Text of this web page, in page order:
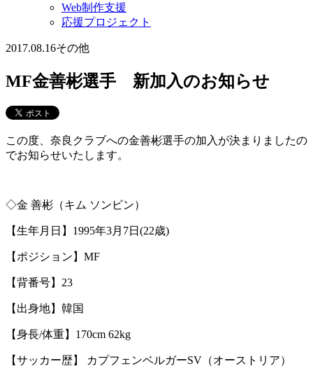
Web制作支援
応援プロジェクト
2017.08.16その他
MF金善彬選手 新加入のお知らせ
この度、奈良クラブへの金善彬選手の加入が決まりましたの
でお知らせいたします。
◇金 善彬（キム ソンビン）
【生年月日】1995年3月7日(22歳)
【ポジション】MF
【背番号】23
【出身地】韓国
【身長/体重】170cm 62kg
【サッカー歴】 カプフェンベルガーSV（オーストリア）